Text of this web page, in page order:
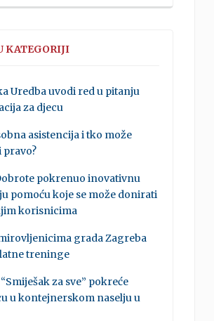
KATEGORIJI
Uredba uvodi red u pitanju
za djecu
asistencija i tko može
pravo?
pokrenuo inovativnu
pomoću koje se može donirati
korisnicima
grada Zagreba
treninge
za sve” pokreće
u kontejnerskom naselju u